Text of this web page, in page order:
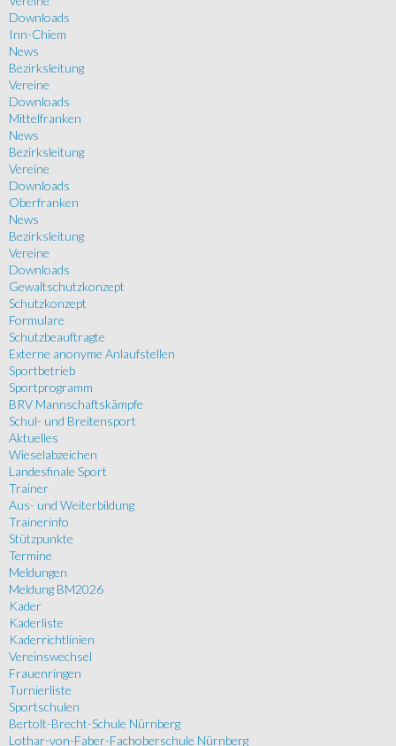
Downloads
Inn-Chiem
News
Bezirksleitung
Vereine
Downloads
Mittelfranken
News
Bezirksleitung
Vereine
Downloads
Oberfranken
News
Bezirksleitung
Vereine
Downloads
Gewaltschutzkonzept
Schutzkonzept
Formulare
Schutzbeauftragte
Externe anonyme Anlaufstellen
Sportbetrieb
Sportprogramm
BRV Mannschaftskämpfe
Schul- und Breitensport
Aktuelles
Wieselabzeichen
Landesfinale Sport
Trainer
Aus- und Weiterbildung
Trainerinfo
Stützpunkte
Termine
Meldungen
Meldung BM2026
Kader
Kaderliste
Kaderrichtlinien
Vereinswechsel
Frauenringen
Turnierliste
Sportschulen
Bertolt-Brecht-Schule Nürnberg
Lothar-von-Faber-Fachoberschule Nürnberg